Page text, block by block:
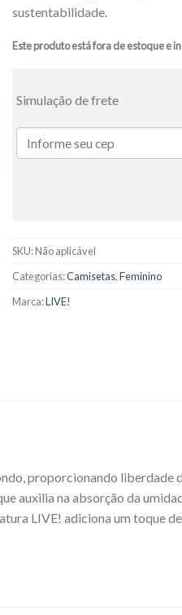
sustentabilidade.
Este produto está fora de estoque e
Simulação de frete
SKU:Não aplicável
Categorias:Camisetas,Feminino
Marca:LIVE!
proporcionando liberdade
na absorção da
LIVE! adiciona um toque